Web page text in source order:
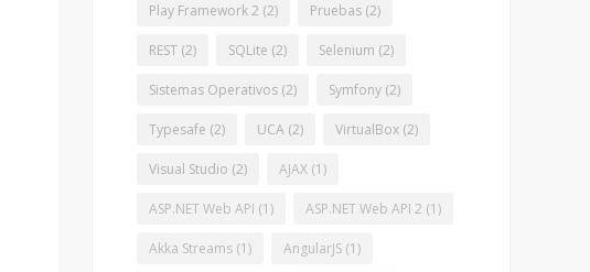
Play Framework 2 (2) Pruebas (2)
REST (2) SQLite (2) Selenium (2)
Sistemas Operativos (2) Symfony (2)
Typesafe (2) UCA (2) VirtualBox (2)
Visual Studio (2) AJAX (1)
ASP.NET Web API (1) ASP.NET Web API 2 (1)
Akka Streams (1) AngularJS (1)